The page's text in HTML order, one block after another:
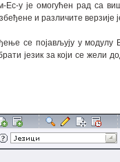
у је омогућен рад са
и различите верзије
се појављују у модулу
језик за који се жели